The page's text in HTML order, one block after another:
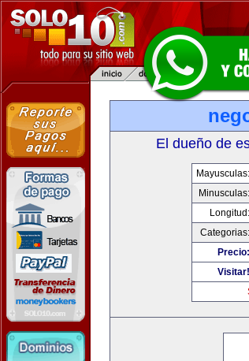
El dueño de
Mayusculas:
Minusculas:
Longitud:
Categorias:
Precio:
Visitar!